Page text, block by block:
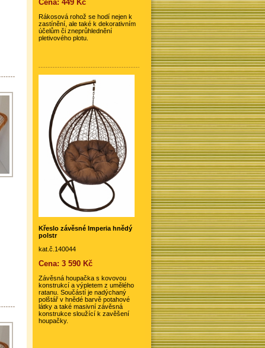
Cena: 449 Kč
Rákosová rohož se hodí nejen k
zastínění, ale také k dekorativním
účelům či zneprůhlednění
pletivového plotu.
Křeslo závěsné Imperia hnědý
polstr
kat.č.140044
Cena: 3 590 Kč
Závěsná houpačka s kovovou
konstrukcí a výpletem z umělého
ratanu. Součástí je nadýchaný
polštář v hnědé barvě potahové
látky a také masivní závěsná
konstrukce sloužící k zavěšení
houpačky.